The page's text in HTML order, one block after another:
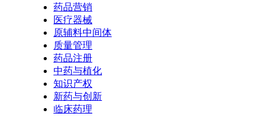
药品营销
医疗器械
原辅料中间体
质量管理
药品注册
中药与植化
知识产权
新药与创新
临床药理